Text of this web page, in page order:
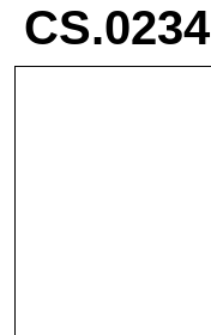
CS.0234